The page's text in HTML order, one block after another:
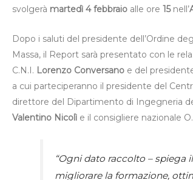
svolgerà martedì 4 febbraio alle ore 15 nell’
Dopo i saluti del presidente dell’Ordine
Massa, il Report sarà presentato con le
C.N.I. Lorenzo Conversano e del
a cui parteciperanno il presidente del
direttore del Dipartimento di Ingegneria
Valentino Nicolì e il consigliere nazionale
“Ogni dato raccolto – spiega
migliorare la formazione,